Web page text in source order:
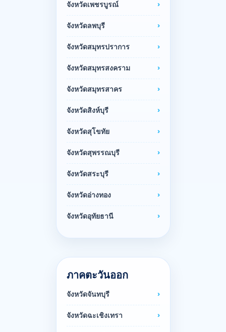
จังหวัดเพชรบูรณ์
จังหวัดลพบุรี
จังหวัดสมุทรปราการ
จังหวัดสมุทรสงคราม
จังหวัดสมุทรสาคร
จังหวัดสิงห์บุรี
จังหวัดสุโขทัย
จังหวัดสุพรรณบุรี
จังหวัดสระบุรี
จังหวัดอ่างทอง
จังหวัดอุทัยธานี
ภาคตะวันออก
จังหวัดจันทบุรี
จังหวัดฉะเชิงเทรา